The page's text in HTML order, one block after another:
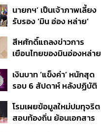
นายกฯ’ เป็นเจ้าภาพเลี้ยง
รับรอง ‘มิน อ่อง หล่าย’
ร่วมงาน
สีหศักดิ์แถลงข่าวการ
เยือนไทยของมินอ่องหล่าย
สร้างสรรค์ ตรงไปตรงมา
ย้ำต้องการให้เมียนมากลับ
เงินบาท ‘แข็งค่า’ หนักสุด
รอบ 6 สัปดาห์ หลังปฏิบัติ
สหรัฐฯ-ญี่ปุ่น Standard
Chartered เปิดเป้าสิ้นปีนี้
โรมเผยข้อมูลใหม่ปมทุจริต
สอบท้องถิ่น ย้อนเอกสาร